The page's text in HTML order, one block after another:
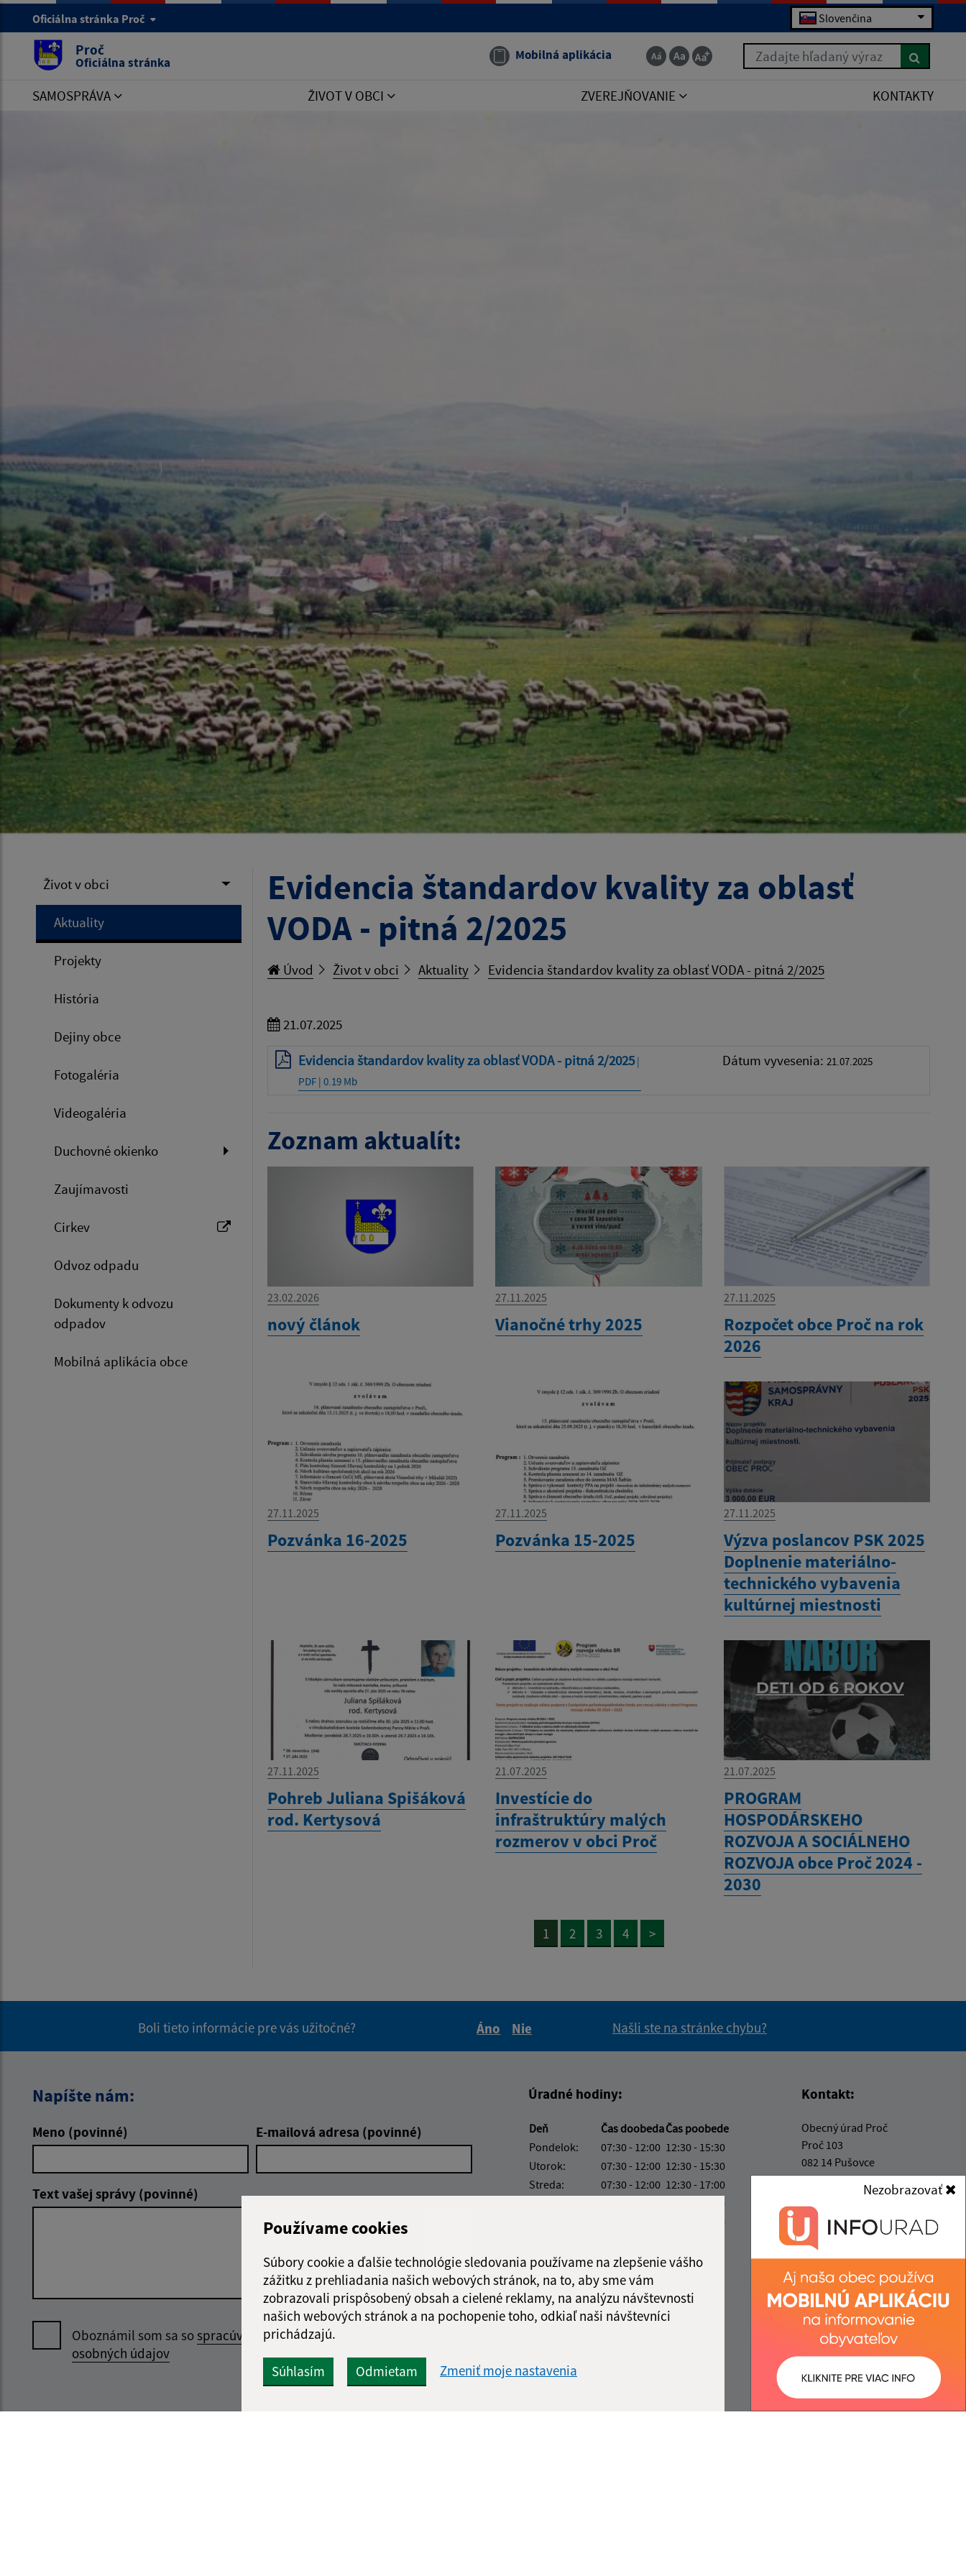
Používame cookies
Súbory cookie a ďalšie technológie sledovania používame na zlepšenie vášho
zážitku z prehliadania našich webových stránok, na to, aby sme vám
zobrazovali prispôsobený obsah a cielené reklamy, na analýzu návštevnosti
našich webových stránok a na pochopenie toho, odkiaľ naši návštevníci
prichádzajú.
Súhlasím Odmietam Zmeniť moje nastavenia
Nezobrazovať
Oficiálna stránka Proč Slovenčina
Proč
Oficiálna stránka Mobilná aplikácia Zadajte hľadaný výraz
SAMOSPRÁVA ŽIVOT V OBCI ZVEREJŇOVANIE KONTAKTY
Život v obci
Aktuality
Projekty
História
Dejiny obce
Fotogaléria
Videogaléria
Duchovné okienko
Zaujímavosti
Cirkev
Odvoz odpadu
Dokumenty k odvozu
odpadov
Mobilná aplikácia obce
Evidencia štandardov kvality za oblasť
VODA - pitná 2/2025
Úvod Život v obci Aktuality Evidencia štandardov kvality za oblasť VODA - pitná 2/2025
21.07.2025
Evidencia štandardov kvality za oblasť VODA - pitná 2/2025|
PDF | 0.19 Mb
Dátum vyvesenia: 21.07.2025
Zoznam aktualít:
23.02.2026
nový článok
27.11.2025
Vianočné trhy 2025
27.11.2025
Rozpočet obce Proč na rok
2026
27.11.2025
Pozvánka 16-2025
27.11.2025
Pozvánka 15-2025
27.11.2025
Výzva poslancov PSK 2025
Doplnenie materiálno-
technického vybavenia
kultúrnej miestnosti
27.11.2025
Pohreb Juliana Spišáková
rod. Kertysová
21.07.2025
Investície do
infraštruktúry malých
rozmerov v obci Proč
21.07.2025
PROGRAM
HOSPODÁRSKEHO
ROZVOJA A SOCIÁLNEHO
ROZVOJA obce Proč 2024 -
2030
1 2 3 4 >
Boli tieto informácie pre vás užitočné?
Áno
Nie
Našli ste na stránke chybu?
Napíšte nám:
Meno (povinné) E-mailová adresa (povinné)
Text vašej správy (povinné)
Oboznámil som sa sospracúvaním
osobných údajov
Google reCaptcha Response
Úradné hodiny:
Deň Čas doobedaČas poobede
Pondelok:
07:30 - 12:00 12:30 - 15:30
Utorok:
07:30 - 12:00 12:30 - 15:30
Streda:
07:30 - 12:00 12:30 - 17:00
12:30 - 15:30
12:30 - 14:30
Kontakt:
Obecný úrad Proč
Proč 103
082 14 Pušovce
info@proc.sk
+421 517 997 718
IČO: 00690601